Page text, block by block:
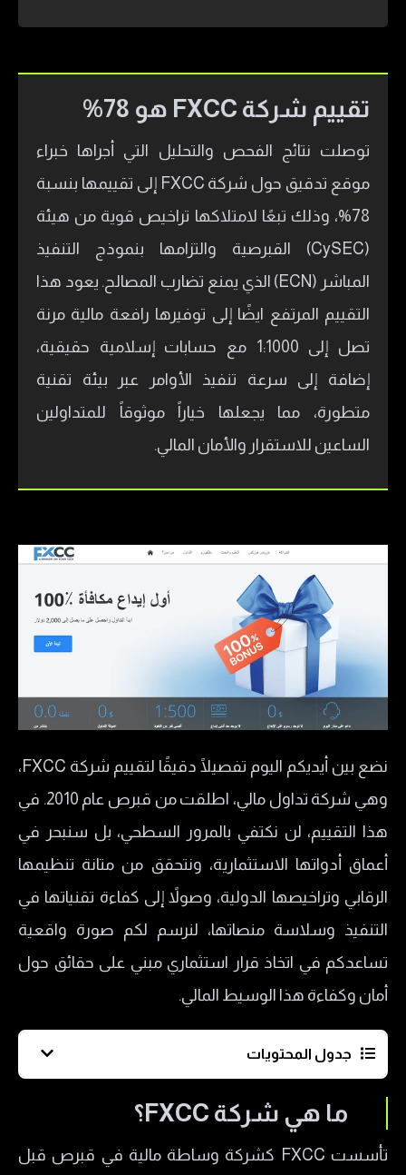
تقييم شركة FXCC هو 78%
توصلت نتائج الفحص والتحليل التي أجراها خبراء
موقع تدقيق حول شركة FXCC إلى تقييمها بنسبة
78%، وذلك تبعًا لامتلاكها تراخيص قوية من هيئة
(CySEC) القبرصية والتزامها بنموذج التنفيذ
المباشر (ECN) الذي يمنع تضارب المصالح. يعود هذا
التقييم المرتفع ايضًا إلى توفيرها رافعة مالية مرنة
تصل إلى 1:1000 مع حسابات إسلامية حقيقية،
إضافة إلى سرعة تنفيذ الأوامر عبر بيئة تقنية
متطورة، مما يجعلها خياراً موثوقاً للمتداولين
الساعين للاستقرار والأمان المالي.
نضع بين أيديكم اليوم تفصيلًا دقيقًا لتقييم شركة FXCC،
وهي شركة تداول مالي، اطلقت من قبرص عام 2010. في
هذا التقييم، لن نكتفي بالمرور السطحي، بل سنبحر في
أعماق أدواتها الاستثمارية، ونتحقق من متانة تنظيمها
الرقابي وتراخيصها الدولية، وصولاً إلى كفاءة تقنياتها في
التنفيذ وسلاسة منصاتها، لنرسم لكم صورة واقعية
تساعدكم في اتخاذ قرار استثماري مبني على حقائق حول
أمان وكفاءة هذا الوسيط المالي.
جدول المحتويات
هل شركة FXCC مرخصة؟
إيجابيات وسلبيات شركة إف إكس سي سي
ما هي شركة FXCC؟
تأسست FXCC كشركة وساطة مالية في قبرص قبل